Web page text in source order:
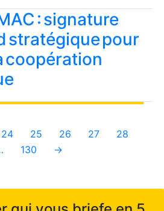
: signature
stratégique pour
coopération
24 25 26 27
28
130 →